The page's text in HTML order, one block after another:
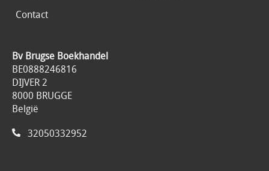
Contact
Bv Brugse Boekhandel
BE0888246816
DIJVER 2
8000 BRUGGE
België
32050332952